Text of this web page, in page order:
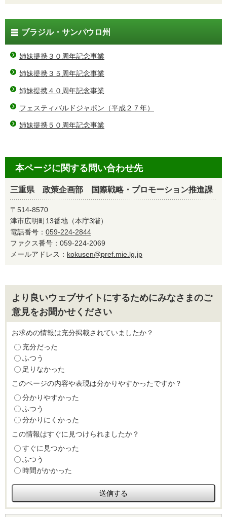
ブラジル・サンパウロ州
姉妹提携３０周年記念事業
姉妹提携３５周年記念事業
姉妹提携４０周年記念事業
フェスティバルドジャポン（平成２７年）
姉妹提携５０周年記念事業
本ページに関する問い合わせ先
三重県 政策企画部 国際戦略・プロモーション推進課
〒514-8570
津市広明町13番地（本庁3階）
電話番号： 059-224-2844
ファクス番号：059-224-2069
メールアドレス： kokusen@pref.mie.lg.jp
より良いウェブサイトにするためにみなさまのご
意見をお聞かせください
お求めの情報は充分掲載されていましたか？
充分だった
ふつう
足りなかった
このページの内容や表現は分かりやすかったですか？
分かりやすかった
ふつう
分かりにくかった
この情報はすぐに見つけられましたか？
すぐに見つかった
ふつう
時間がかかった